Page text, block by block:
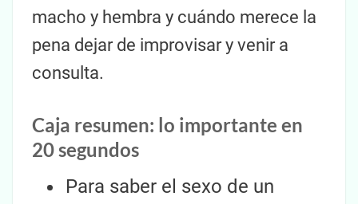
macho y hembra y cuándo merece la
pena dejar de improvisar y venir a
consulta.
Caja resumen: lo importante en
20 segundos
Para saber el sexo de un